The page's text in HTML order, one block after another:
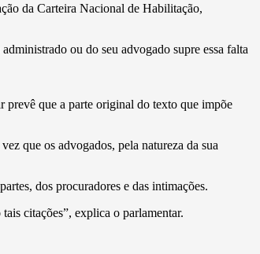
da Carteira Nacional de Habilitação,
ou do seu advogado supre essa falta
prevê que a parte original do texto que impõe
que os advogados, pela natureza da sua
dos procuradores e das intimações.
citações”, explica o parlamentar.